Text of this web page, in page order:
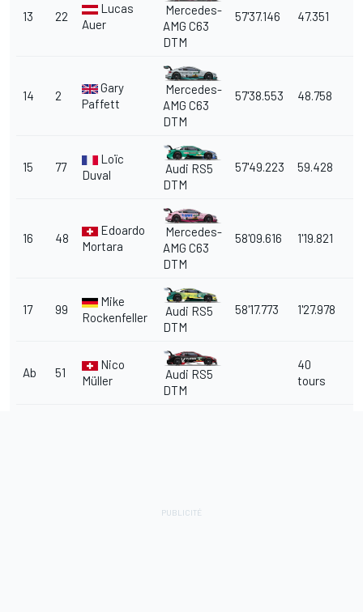
13 22
Lucas
Auer
Mercedes-
AMG C63
DTM
57'37.146 47.351
14 2
Gary
Paffett
Mercedes-
AMG C63
DTM
57'38.553 48.758
15 77
Loïc
Duval
Audi RS5
DTM
57'49.223 59.428
16 48
Edoardo
Mortara
Mercedes-
AMG C63
DTM
58'09.616 1'19.821
17 99
Mike
Rockenfeller
Audi RS5
DTM
58'17.773 1'27.978
Ab 51
Nico
Müller
Audi RS5
DTM
40
tours